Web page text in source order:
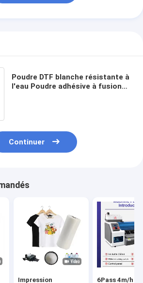
Poudre DTF blanche résistante à
l'eau Poudre adhésive à fusion
Continuer
Impression 6Pass 4m/h